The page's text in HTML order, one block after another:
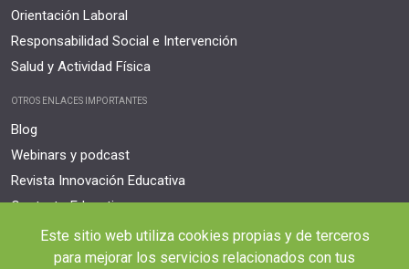
Orientación Laboral
Responsabilidad Social e Intervención
Salud y Actividad Física
OTROS ENLACES IMPORTANTES
Blog
Webinars y podcast
Revista Innovación Educativa
Contexto Educativo
Desistir contrato aquí
Tienes 14 días desde tu matriculación para cancelar sin coste y recibir el
Este sitio web utiliza cookies propias y de terceros
para mejorar los servicios relacionados con tus